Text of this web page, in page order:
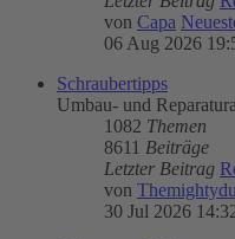
von Capa
06 Aug 2026
Schraubertipps
Umbau- und
1082 Themen
8611 Beiträge
Letzter Beitrag
von
30 Jul 2026